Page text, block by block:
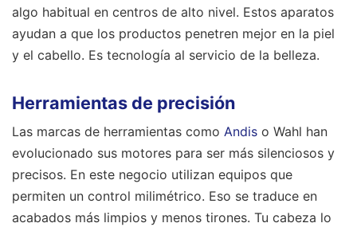
algo habitual en centros de alto nivel. Estos aparatos
ayudan a que los productos penetren mejor en la piel
y el cabello. Es tecnología al servicio de la belleza.
Herramientas de precisión
Las marcas de herramientas como Andis o Wahl han
evolucionado sus motores para ser más silenciosos y
precisos. En este negocio utilizan equipos que
permiten un control milimétrico. Eso se traduce en
acabados más limpios y menos tirones. Tu cabeza lo